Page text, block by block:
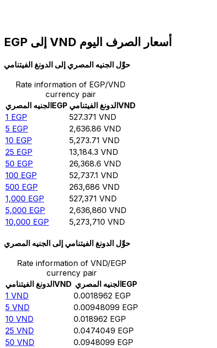
EGP إلى VND أسعار الصرف اليوم
حوِّل الجنيه المصري إلى الدونغ الفيتنامي
Rate information of EGP/VND
currency pair
الجنيه المصريEGP الدونغ الفيتناميVND
1 EGP 527.371 VND
5 EGP 2,636.86 VND
10 EGP 5,273.71 VND
25 EGP 13,184.3 VND
50 EGP 26,368.6 VND
100 EGP 52,737.1 VND
500 EGP 263,686 VND
1,000 EGP 527,371 VND
5,000 EGP 2,636,860 VND
10,000 EGP 5,273,710 VND
حوِّل الدونغ الفيتنامي إلى الجنيه المصري
Rate information of VND/EGP
currency pair
الدونغ الفيتناميVND الجنيه المصريEGP
1 VND 0.0018962 EGP
5 VND 0.00948099 EGP
10 VND 0.018962 EGP
25 VND 0.0474049 EGP
50 VND 0.0948099 EGP